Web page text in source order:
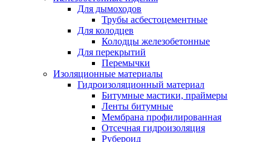
Для дымоходов
Трубы асбестоцементные
Для колодцев
Колодцы железобетонные
Для перекрытий
Перемычки
Изоляционные материалы
Гидроизоляционный материал
Битумные мастики, праймеры
Ленты битумные
Мембрана профилированная
Отсечная гидроизоляция
Рубероид